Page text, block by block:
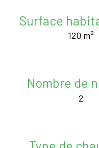
Surface
120 m²
Nombre de
2